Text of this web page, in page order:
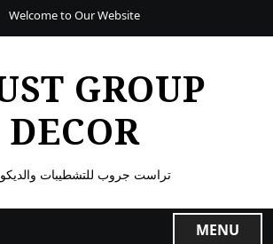
Welcome to Our Website
GROUP
DECOR
تراست جروب للتشطيبات
MENU